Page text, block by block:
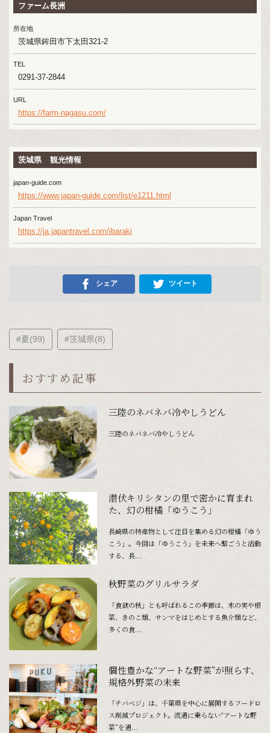
ファーム長洲
所在地
茨城県鉾田市下太田321-2
TEL
0291-37-2844
URL
https://farm-nagasu.com/
茨城県 観光情報
japan-guide.com
https://www.japan-guide.com/list/e1211.html
Japan Travel
https://ja.japantravel.com/ibaraki
シェア ツイート
#夏(99) #茨城県(8)
おすすめ記事
三陸のネバネバ冷やしうどん
三陸のネバネバ冷やしうどん
潜伏キリシタンの里で密かに育まれ
た、幻の柑橘「ゆうこう」
長崎県の特産物として注目を集める幻の柑橘「ゆう
こう」。今回は「ゆうこう」を未来へ繋ごうと活動
する、長...
秋野菜のグリルサラダ
「食欲の秋」とも呼ばれるこの季節は、木の実や根
菜、きのこ類、サンマをはじめとする魚介類など、
多くの食...
個性豊かな“アートな野菜”が照らす、
規格外野菜の未来
「チバベジ」は、千葉県を中心に展開するフードロ
ス削減プロジェクト。流通に乗らない“アートな野
菜”を通...